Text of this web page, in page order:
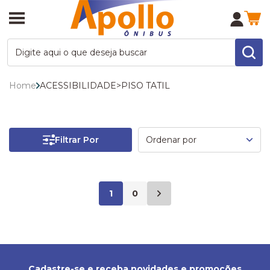
Home ACESSIBILIDADE>PISO TATIL
Filtrar Por
1 0